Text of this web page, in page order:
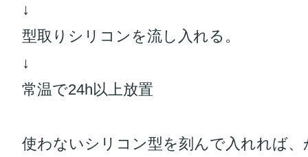
↓
型取りシリコンを流し入れる。
↓
常温で24h以上放置
使わないシリコン型を刻んで入れれば